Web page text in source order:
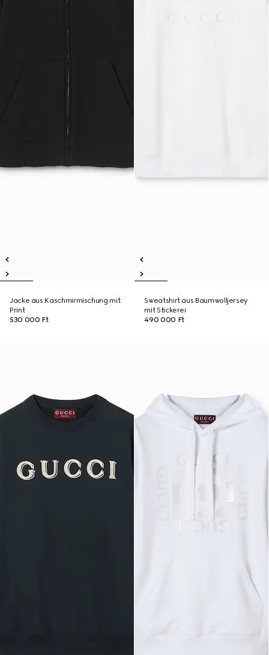
Jacke aus Kaschmirmischung mit
Print
530 000 Ft
Sweatshirt aus Baumwolljersey
mit Stickerei
490 000 Ft